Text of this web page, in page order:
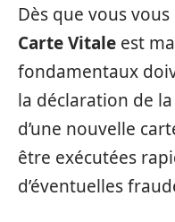
Dès que vous
Carte Vitale est
fondamentaux
la déclaration de
d’une nouvelle
être exécutées
d’éventuelles